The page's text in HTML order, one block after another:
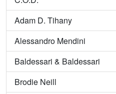
Adam D. Tihany
Alessandro Mendini
Baldessari & Baldessari
Brodie Neill